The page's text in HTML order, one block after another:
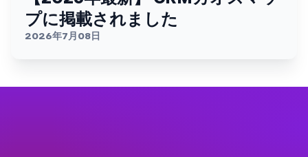
プに掲載されました
2026年7月08日